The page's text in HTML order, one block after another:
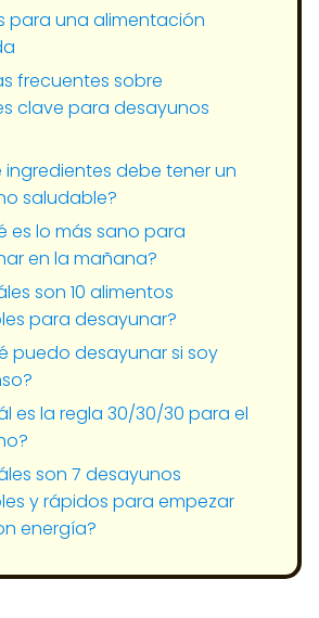
para una alimentación
frecuentes sobre
clave para desayunos
ingredientes debe tener un
saludable?
es lo más sano para
en la mañana?
son 10 alimentos
para desayunar?
puedo desayunar si soy
es la regla 30/30/30 para el
son 7 desayunos
y rápidos para empezar
energía?